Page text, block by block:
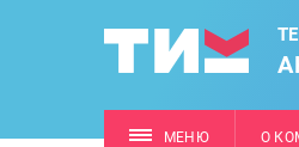
МЕНЮ О